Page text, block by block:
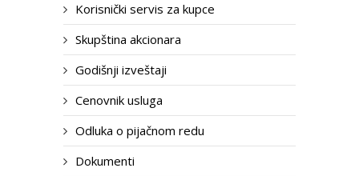
Korisnički servis za kupce
Skupština akcionara
Godišnji izveštaji
Cenovnik usluga
Odluka o pijačnom redu
Dokumenti